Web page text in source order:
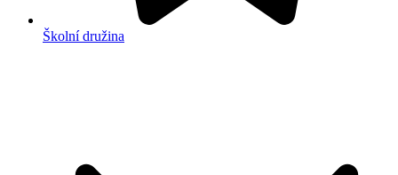
Školní družina